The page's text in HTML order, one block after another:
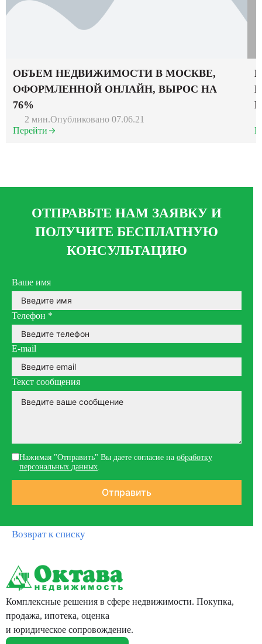
ОБЪЕМ НЕДВИЖИМОСТИ В МОСКВЕ,
ОФОРМЛЕННОЙ ОНЛАЙН, ВЫРОС НА
76%
2 мин.Опубликовано 07.06.21
Перейти
ОТПРАВЬТЕ НАМ ЗАЯВКУ И
ПОЛУЧИТЕ БЕСПЛАТНУЮ
КОНСУЛЬТАЦИЮ
Ваше имя
Телефон *
E-mail
Текст сообщения
Нажимая "Отправить" Вы даете согласие на обработку
персональных данных
Возврат к списку
Комплексные решения в сфере недвижимости. Покупка,
продажа, ипотека, оценка
и юридическое сопровождение.